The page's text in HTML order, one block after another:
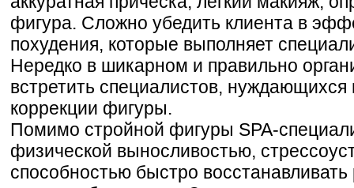
фигура. Сложно убедить клиента в
похудения, которые выполняет
Нередко в шикарном и правильно
встретить специалистов,
коррекции фигуры.
Помимо стройной фигуры SPA-
физической выносливостью,
способностью быстро